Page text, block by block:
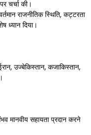
चर्चा की।
राजनीतिक स्थिति, कट्टरता
ध्यान दिया।
उज्बेकिस्तान, कजाकिस्तान,
मानवीय सहायता प्रदान करने